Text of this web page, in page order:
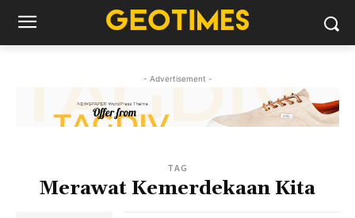
- Advertisement -
TAG
Merawat Kemerdekaan Kita